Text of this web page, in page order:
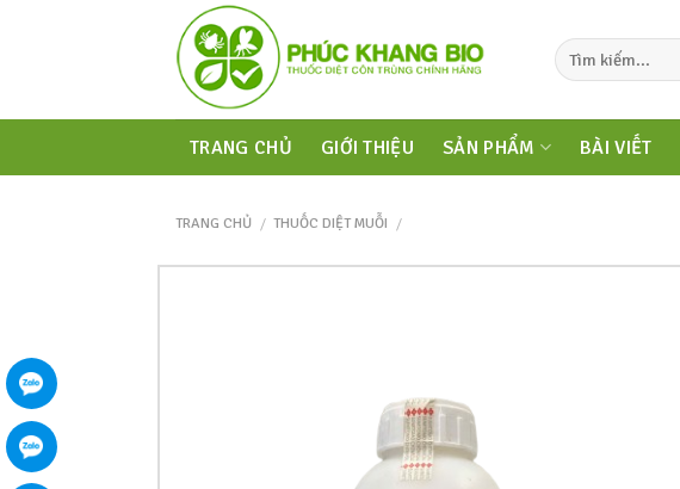
TRANG CHỦ GIỚI THIỆU SẢN PHẨM BÀI VIẾT
TRANG CHỦ / THUỐC DIỆT MUỖI /